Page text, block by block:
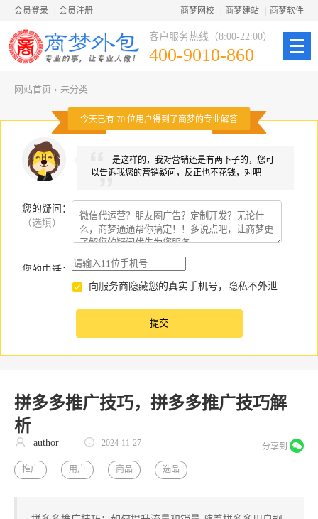
会员登录 会员注册 商梦网校 商梦建站 商梦软件
客户服务热线（8:00-22:00）
400-9010-860
网站首页 › 未分类
今天已有 70 位用户得到了商梦的专业解答
是这样的，我对营销还是有两下子的，您可
以告诉我您的营销疑问，反正也不花钱，对吧
您的疑问
（选填）
：
您的电话：
向服务商隐藏您的真实手机号，隐私不外泄
拼多多推广技巧，拼多多推广技巧解
析
分享到
author 2024-11-27
推广 用户 商品 选品